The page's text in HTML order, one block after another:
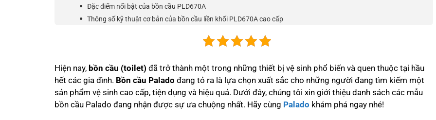
Đặc điểm nổi bật của bồn cầu PLD670A
Thông số kỹ thuật cơ bản của bồn cầu liền khối PLD670A cao cấp
Hiện nay, bồn cầu (toilet) đã trở thành một trong những thiết bị vệ sinh phổ biến và quen thuộc tại hầu
hết các gia đình. Bồn cầu Palado đang tỏ ra là lựa chọn xuất sắc cho những người đang tìm kiếm một
sản phẩm vệ sinh cao cấp, tiện dụng và hiệu quả. Dưới đây, chúng tôi xin giới thiệu danh sách các mẫu
bồn cầu Palado đang nhận được sự ưa chuộng nhất. Hãy cùng Palado khám phá ngay nhé!